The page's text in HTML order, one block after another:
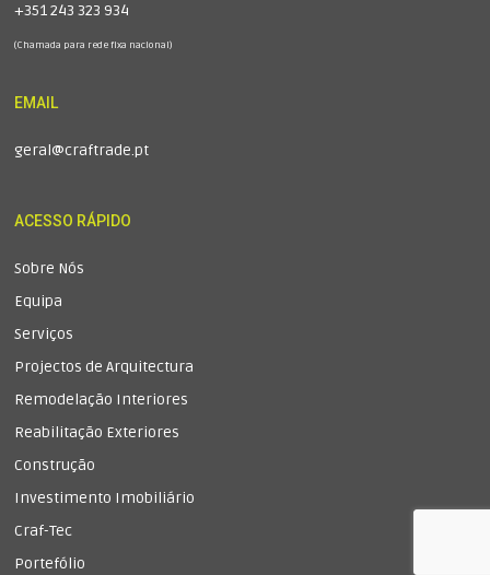
+351 243 323 934
(Chamada para rede fixa nacional)
EMAIL
geral@craftrade.pt
ACESSO RÁPIDO
Sobre Nós
Equipa
Serviços
Projectos de Arquitectura
Remodelação Interiores
Reabilitação Exteriores
Construção
Investimento Imobiliário
Craf-Tec
Portefólio